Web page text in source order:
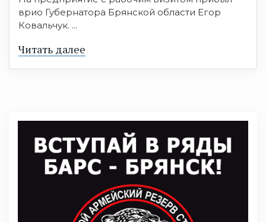
врио Губернатора Брянской области Егор
Ковальчук. ...
Читать далее